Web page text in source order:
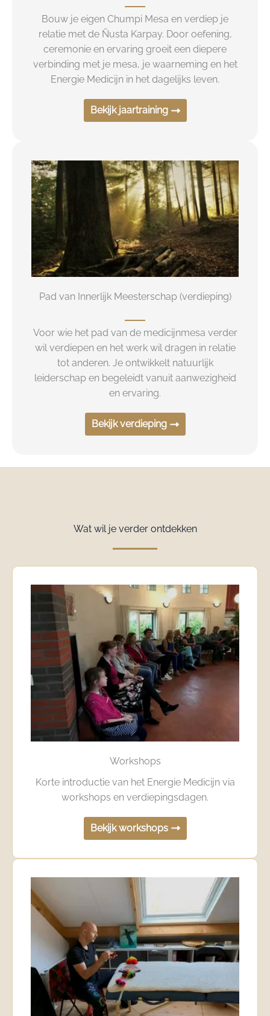
Bouw je eigen Chumpi Mesa en verdiep je
relatie met de Ñusta Karpay. Door oefening,
ceremonie en ervaring groeit een diepere
verbinding met je mesa, je waarneming en het
Energie Medicijn in het dagelijks leven.
Bekijk jaartraining
Pad van Innerlijk Meesterschap (verdieping)
Voor wie het pad van de medicijnmesa verder
wil verdiepen en het werk wil dragen in relatie
tot anderen. Je ontwikkelt natuurlijk
leiderschap en begeleidt vanuit aanwezigheid
en ervaring.
Bekijk verdieping
Wat wil je verder ontdekken
Workshops
Korte introductie van het Energie Medicijn via
workshops en verdiepingsdagen.
Bekijk workshops